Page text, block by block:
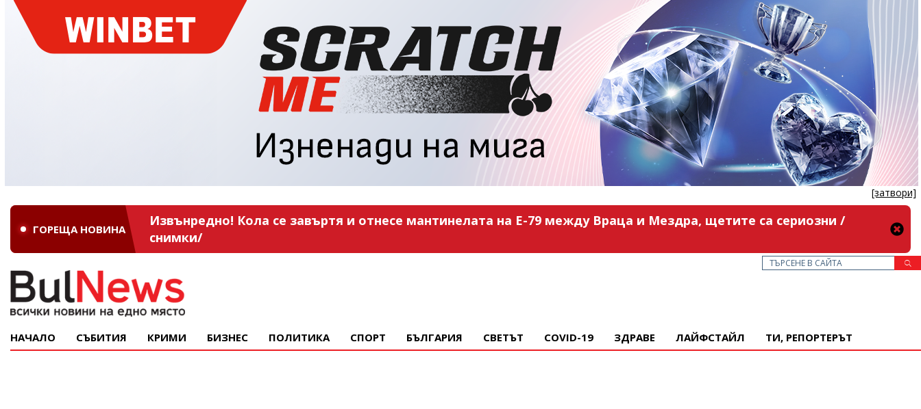
[затвори]
ГОРЕЩА НОВИНА
Извънредно! Кола се завъртя и отнесе мантинелата на Е-79 между Враца и Мездра, щетите са сериозни /
снимки/
НАЧАЛО СЪБИТИЯ КРИМИ БИЗНЕС ПОЛИТИКА СПОРТ БЪЛГАРИЯ СВЕТЪТ COVID-19 ЗДРАВЕ ЛАЙФСТАЙЛ ТИ, РЕПОРТЕРЪТ